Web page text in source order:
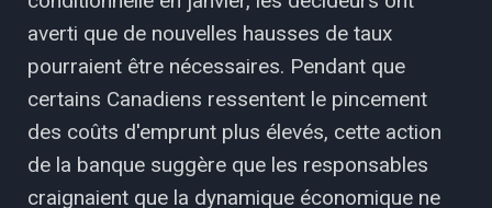
averti que de nouvelles hausses de taux
pourraient être nécessaires. Pendant que
certains Canadiens ressentent le pincement
des coûts d'emprunt plus élevés, cette action
de la banque suggère que les responsables
craignaient que la dynamique économique ne